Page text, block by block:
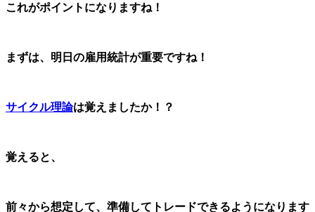
これがポイントになりますね！
まずは、明日の雇用統計が重要ですね！
サイクル理論は覚えましたか！？
覚えると、
前々から想定して、準備してトレードできるようになります